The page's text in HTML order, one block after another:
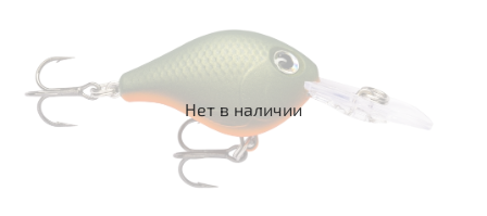
Нет в наличии